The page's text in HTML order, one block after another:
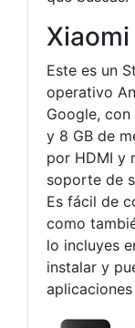
Este es un
operativo
Google, con
y 8 GB de
por HDMI y
soporte de
Es fácil de
como
lo incluyes
instalar y